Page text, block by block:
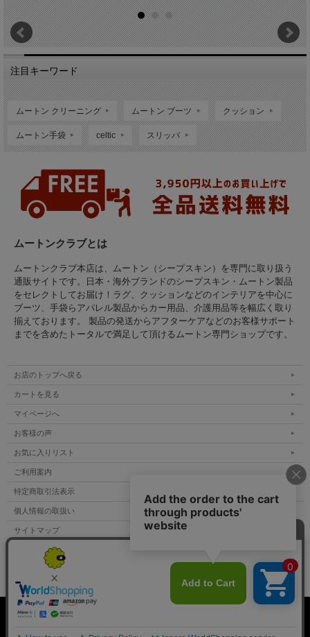
注目キーワード
ムートン クリーニング ムートン ブーツ クッション
ムートン手袋 celtic スリッパ
ムートンクラブとは
ムートンクラブ本店は、ムートン（シープスキン）を専門に取り扱う
通販サイトです。日本・海外ブランドのシープスキン・ムートン製品
をセレクトしてお届け！ラグ、クッションなどのインテリアを中心に
ブーツ、手袋らアパレル製品からカー用品、介護用品等を幅広く取り
揃えております。 製品の発送からアフターケアなどのお客様サポート
までを含めたトータルで満足して頂けるムートン専門ショップです。
お店のトップへ戻る
カートを見る
マイページへ
お客様の声
お気に入りリスト
ご利用案内
特定商取引法表示
個人情報の取扱い
サイトマップ
メルマガ登録
お問い合わせ